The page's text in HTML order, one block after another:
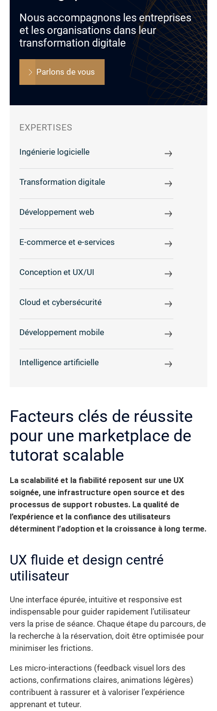
Nous accompagnons les entreprises
et les organisations dans leur
transformation digitale
Parlons de vous
EXPERTISES
Ingénierie logicielle
Transformation digitale
Développement web
E-commerce et e-services
Conception et UX/UI
Cloud et cybersécurité
Développement mobile
Intelligence artificielle
Facteurs clés de réussite
pour une marketplace de
tutorat scalable
La scalabilité et la fiabilité reposent sur une UX
soignée, une infrastructure open source et des
processus de support robustes. La qualité de
l’expérience et la confiance des utilisateurs
déterminent l’adoption et la croissance à long terme.
UX fluide et design centré
utilisateur
Une interface épurée, intuitive et responsive est
indispensable pour guider rapidement l’utilisateur
vers la prise de séance. Chaque étape du parcours, de
la recherche à la réservation, doit être optimisée pour
minimiser les frictions.
Les micro-interactions (feedback visuel lors des
actions, confirmations claires, animations légères)
contribuent à rassurer et à valoriser l’expérience
apprenant et tuteur.